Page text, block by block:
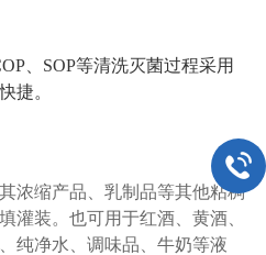
、SOP等清洗灭菌过程采用
捷。
浓缩产品、乳制品等其他粘稠
灌装。也可用于红酒、黄酒、
纯净水、调味品、牛奶等液